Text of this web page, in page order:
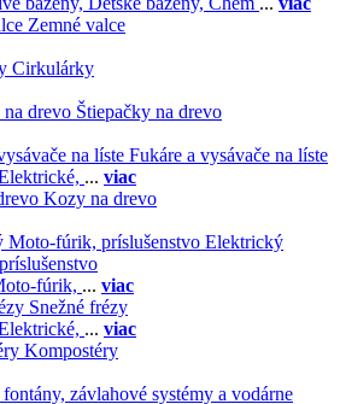
Zemné valce
Cirkulárky
Štiepačky na drevo
Fukáre a vysávače na líste
... viac
Kozy na drevo
Elektrický
fúrik, ... viac
Snežné frézy
... viac
Kompostéry